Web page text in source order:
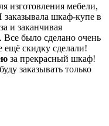
изготовления мебели,
шкаф-купе в
и заканчивая
было сделано очень
скидку сделали!
за прекрасный шкаф!
заказывать только